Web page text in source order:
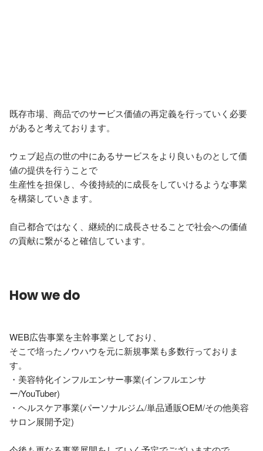
既存市場、商品でのサービス価値の再定義を行っていく必要
があると考えております。
ウェブ起点の世の中にあるサービスをより良いものとして価
値の提供を行うことで
生産性を担保し、今後持続的に成長をしていけるような事業
を構築していきます。
自己都合ではなく、継続的に成長させることで社会への価値
の貢献に繋がると確信しています。
How we do
WEB広告事業を主幹事業としており、
そこで培ったノウハウを元に新規事業も多数行っておりま
す。
・美容特化インフルエンサー事業(インフルエンサ
ー/YouTuber)
・ヘルスケア事業(パーソナルジム/単品通販OEM/その他美容
サロン展開予定)